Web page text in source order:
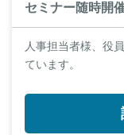
セミナー随時開
人事担当者様、役
ています。